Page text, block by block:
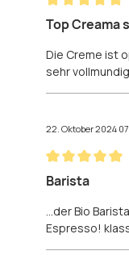
Bewertung mit
Top Creama
Die Creme ist
sehr vollmundig
22. Oktober 2024
Bewertung mit
Barista
...der Bio
Espresso!